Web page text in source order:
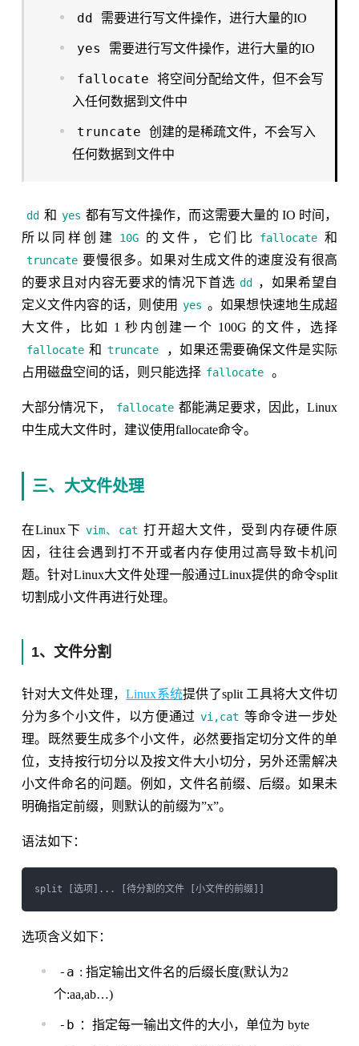
dd 需要进行写文件操作，进行大量的IO
yes 需要进行写文件操作，进行大量的IO
fallocate
将空间分配给文件，但不会写
入任何数据到文件中
truncate
创建的是稀疏文件，不会写入
任何数据到文件中
dd 和 yes 都有写文件操作，而这需要大量的 IO 时间，
所以同样创建
10G 的文件，它们比 fallocate 和
truncate 要慢很多。如果对生成文件的速度没有很高
的要求且对内容无要求的情况下首选 dd
，如果希望自
定义文件内容的话，则使用 yes 。如果想快速地生成超
大文件，比如 1 秒内创建一个 100G 的文件，选择
fallocate 和 truncate
，如果还需要确保文件是实际
占用磁盘空间的话，则只能选择 fallocate 。
大部分情况下， fallocate 都能满足要求，因此，Linux
中生成大文件时，建议使用fallocate命令。
三、大文件处理
在Linux下 vim、cat 打开超大文件，受到内存硬件原
因，往往会遇到打不开或者内存使用过高导致卡机问
题。针对Linux大文件处理一般通过Linux提供的命令split
切割成小文件再进行处理。
1、文件分割
针对大文件处理，Linux系统提供了split 工具将大文件切
分为多个小文件，以方便通过 vi,cat 等命令进一步处
理。既然要生成多个小文件，必然要指定切分文件的单
位，支持按行切分以及按文件大小切分，另外还需解决
小文件命名的问题。例如，文件名前缀、后缀。如果未
明确指定前缀，则默认的前缀为”x”。
语法如下：
选项含义如下：
-a : 指定输出文件名的后缀长度(默认为2
个:aa,ab…)
-b ：指定每一输出文件的大小，单位为 byte